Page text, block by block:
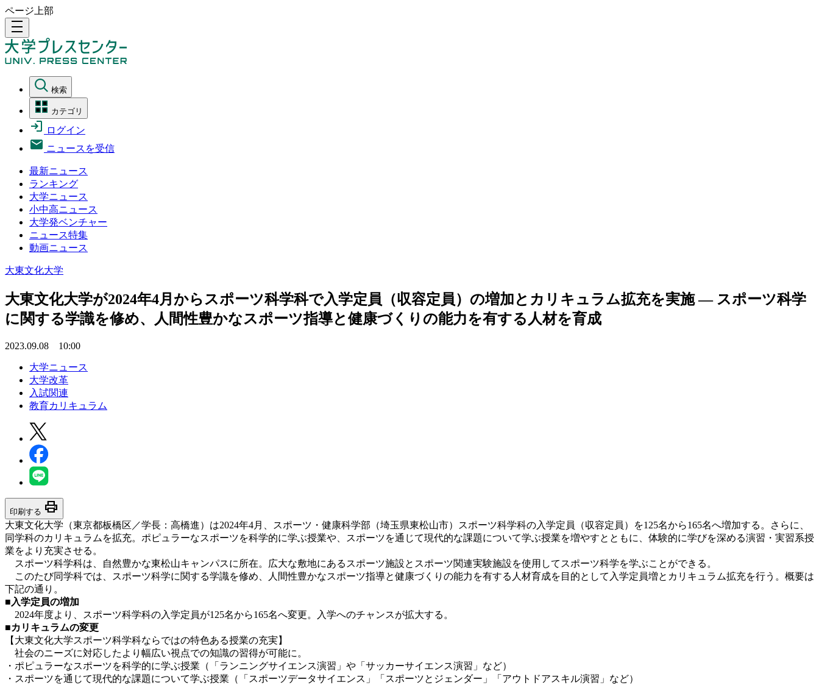
ページ上部
density_medium
検索
カテゴリ
ログイン
ニュースを受信
最新ニュース
ランキング
大学ニュース
小中高ニュース
大学発ベンチャー
ニュース特集
動画ニュース
大東文化大学
大東文化大学が2024年4月からスポーツ科学科で入学定員（収容定員）の増加とカリキュラム拡充を実施 — スポーツ科学
に関する学識を修め、人間性豊かなスポーツ指導と健康づくりの能力を有する人材を育成
2023.09.08 10:00
大学ニュース
大学改革
入試関連
教育カリキュラム
印刷する print
大東文化大学（東京都板橋区／学長：高橋進）は2024年4月、スポーツ・健康科学部（埼玉県東松山市）スポーツ科学科の入学定員（収容定員）を125名から165名へ増加する。さらに、
同学科のカリキュラムを拡充。ポピュラーなスポーツを科学的に学ぶ授業や、スポーツを通じて現代的な課題について学ぶ授業を増やすとともに、体験的に学びを深める演習・実習系授
業をより充実させる。
スポーツ科学科は、自然豊かな東松山キャンパスに所在。広大な敷地にあるスポーツ施設とスポーツ関連実験施設を使用してスポーツ科学を学ぶことができる。
このたび同学科では、スポーツ科学に関する学識を修め、人間性豊かなスポーツ指導と健康づくりの能力を有する人材育成を目的として入学定員増とカリキュラム拡充を行う。概要は
下記の通り。
■ 入学定員の増加
2024年度より、スポーツ科学科の入学定員が125名から165名へ変更。入学へのチャンスが拡大する。
■カリキュラムの変更
【大東文化大学スポーツ科学科ならではの特色ある授業の充実】
社会のニーズに対応したより幅広い視点での知識の習得が可能に。
・ポピュラーなスポーツを科学的に学ぶ授業（「ランニングサイエンス演習」や「サッカーサイエンス演習」など）
・スポーツを通じて現代的な課題について学ぶ授業（「スポーツデータサイエンス」「スポーツとジェンダー」「アウトドアスキル演習」など）